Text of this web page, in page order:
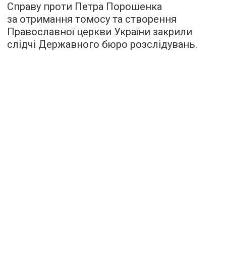
Справу проти Петра Порошенка
за отримання томосу та створення
Православної церкви України закрили
слідчі Державного бюро розслідувань.